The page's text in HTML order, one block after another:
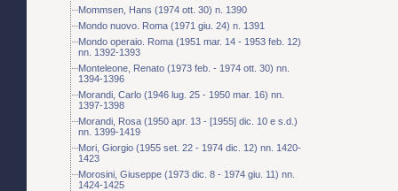
Mommsen, Hans (1974 ott. 30) n. 1390
Mondo nuovo. Roma (1971 giu. 24) n. 1391
Mondo operaio. Roma (1951 mar. 14 - 1953 feb. 12)
nn. 1392-1393
Monteleone, Renato (1973 feb. - 1974 ott. 30) nn.
1394-1396
Morandi, Carlo (1946 lug. 25 - 1950 mar. 16) nn.
1397-1398
Morandi, Rosa (1950 apr. 13 - [1955] dic. 10 e s.d.)
nn. 1399-1419
Mori, Giorgio (1955 set. 22 - 1974 dic. 12) nn. 1420-
1423
Morosini, Giuseppe (1973 dic. 8 - 1974 giu. 11) nn.
1424-1425